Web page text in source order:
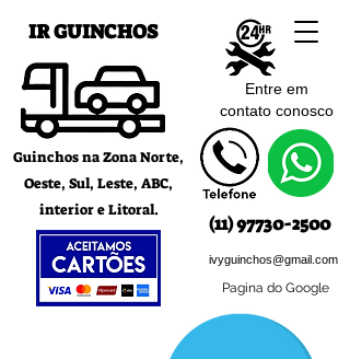
IR GUINCHOS
Guinchos na Zona Norte,
Oeste, Sul, Leste, ABC,
interior e Litoral.
Entre em
contato conosco
(11) 97730-2500
ivyguinchos@gmail.com
Pagina do Google